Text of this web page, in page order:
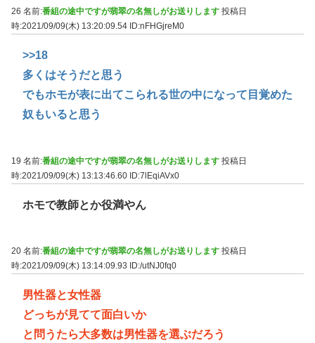
26 名前:番組の途中ですが翡翠の名無しがお送りします 投稿日
時:2021/09/09(木) 13:20:09.54 ID:nFHGjreM0
>>18
多くはそうだと思う
でもホモが表に出てこられる世の中になって目覚めた
奴もいると思う
19 名前:番組の途中ですが翡翠の名無しがお送りします 投稿日
時:2021/09/09(木) 13:13:46.60 ID:7lEqiAVx0
ホモで教師とか役満やん
20 名前:番組の途中ですが翡翠の名無しがお送りします 投稿日
時:2021/09/09(木) 13:14:09.93
ID:/utNJ0fq0
男性器と女性器
どっちが見てて面白いか
と問うたら大多数は男性器を選ぶだろう